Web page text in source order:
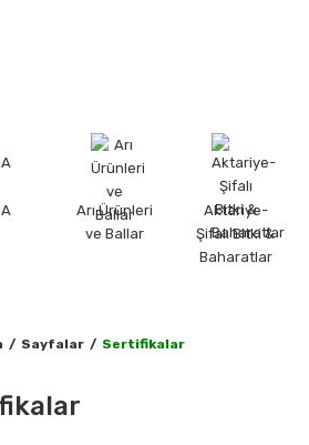
Arı Ürünleri
ve Ballar
Aktariye-
Şifalı Bitki &
Baharatlar
Sayfalar Sertifikalar